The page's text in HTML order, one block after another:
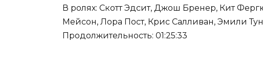
В ролях: Скотт Эдсит, Джош Бренер, Кит
Мейсон, Лора Пост, Крис Салливан, Эмили
Продолжительность: 01:25:33